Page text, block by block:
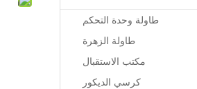
طاولة وحدة التحكم
طاولة الزهرة
مكتب الاستقبال
كرسي الديكور